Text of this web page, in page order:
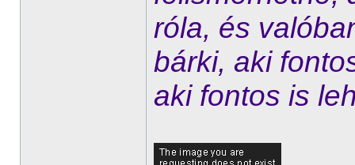
róla, és
bárki, aki
aki fontos is